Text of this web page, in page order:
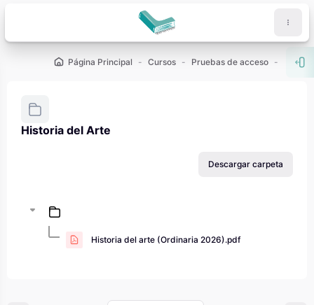
Página Principal Cursos Pruebas de acceso PAU -
Historia del Arte
Descargar carpeta
Historia del arte (Ordinaria 2026).pdf